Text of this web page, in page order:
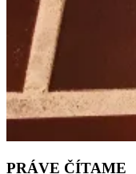
PRÁVE ČÍTAME